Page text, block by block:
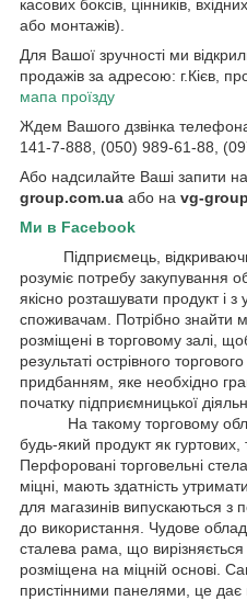
касових боксів, цінників,
або монтажів).
Для Вашої зручності ми
продажів за адресою: г.Кієв,
мапа проїзду
Ждем Вашого дзвінка
141-7-888, (050) 989-61-88,
Або надсилайте Ваші запити
group.com.ua або на vg-
Ми в Facebook
Підприємець, відкриваючи
розуміє потребу закупування
якісно розташувати продукт і з
споживачам. Потрібно знайти
розміщені в торговому залі,
результаті острівного
придбанням, яке необхідно
початку підприємницької
На такому торговому
будь-який продукт як гуртових,
Перфоровані торговельні
міцні, мають здатність
для магазинів випускаються з
до використання. Чудове
сталева рама, що вирізняється
розміщена на міцній основі.
пристінними панелями, це дає